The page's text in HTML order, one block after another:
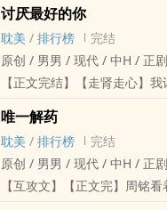
“你就是为我而来的，你这辈
cp：江枫×虞获
一个时间跨度很大，细水长
wb：水蜜桃味pp
三观不正 - 灵异 - 1v1
三观不正，谨慎观看，超级无
两个变态的故事。
讨厌最好的你
耽美 / 排行榜
完结
原创 / 男男 / 现代 / 中H / 正
【正文完结】【走肾走心】
刀子嘴豆腐心哥哥×深藏不露弟
唯一解药
耽美 / 排行榜
完结
原创 / 男男 / 现代 / 中H / 正
【互攻文】【正文完】周铭